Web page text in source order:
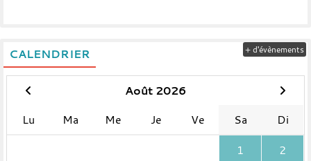
CALENDRIER
Août 2026
Lu
Ma Me Je Ve Sa
Di
1
2
+ d'évènements